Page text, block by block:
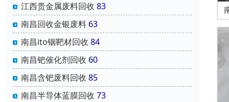
江西贵金属废料回收 83
南昌回收金银废料 63
南昌ito铟靶材回收 84
南昌钯催化剂回收 60
南昌含钯废料回收 85
南昌半导体蓝膜回收 73